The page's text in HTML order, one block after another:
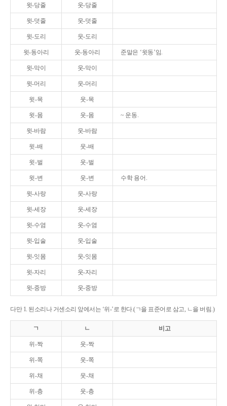
윗-당줄 웃-당줄
윗-덧줄 웃-덧줄
윗-도리 웃-도리
윗-동아리 웃-동아리 준말은 ‘윗동’임.
윗-막이 웃-막이
윗-머리 웃-머리
윗-목 웃-목
윗-몸 웃-몸 ~ 운동.
윗-바람 웃-바람
윗-배 웃-배
윗-벌 웃-벌
윗-변 웃-변 수학 용어.
윗-사랑 웃-사랑
윗-세장 웃-세장
윗-수염 웃-수염
윗-입술 웃-입술
윗-잇몸 웃-잇몸
윗-자리 웃-자리
윗-중방 웃-중방
다만 1. 된소리나 거센소리 앞에서는 ‘위-’로 한다.(ㄱ을 표준어로 삼고, ㄴ을 버림.)
ㄱ ㄴ 비고
위-짝 웃-짝
위-쪽 웃-쪽
위-채 웃-채
위-층 웃-층